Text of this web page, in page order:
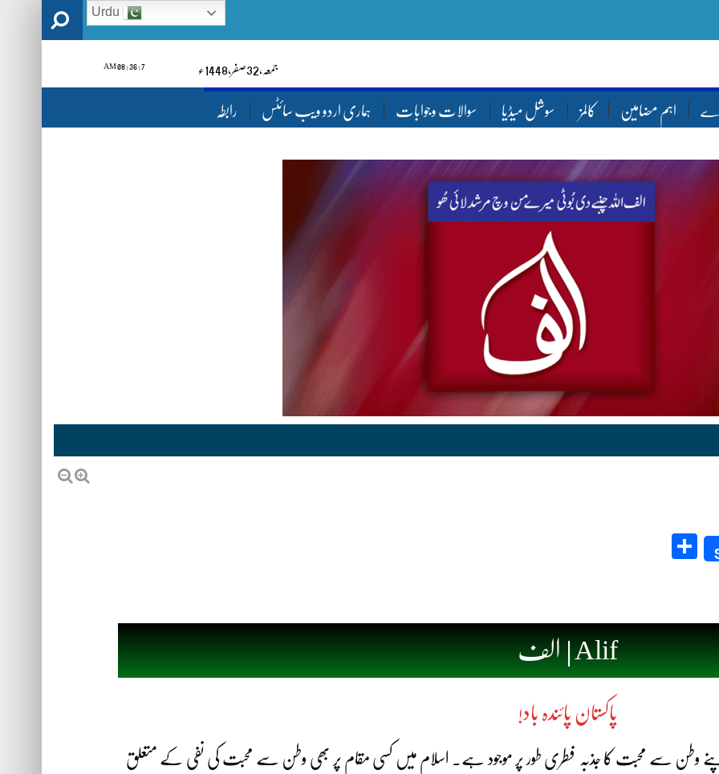
7 : 36 : 10 AM جمعہ‬‮, 23صفر‬, 1448ء
اہم مضامین کالمز سوشل میڈیا سوالات وجوابات ہماری اردو ویب سائٹس رابطہ
Alif | الف
پاکستان پائندہ باد!
وطن سے محبت کا جذبہ فطری طور پر موجود ہے۔ اسلام میں کسی مقام پر بھی وطن سے محبت کی نفی کے متعلق